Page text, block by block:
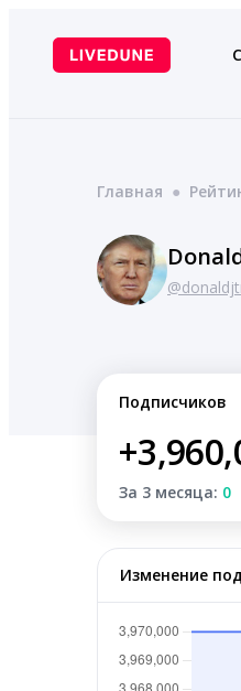
содержимому
Главная ●
Подписчиков
За 3 месяца: 0
Изменение